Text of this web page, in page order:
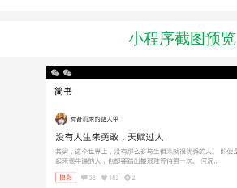
小程序截图预览